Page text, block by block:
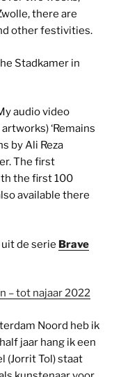
there are
other festivities.
Stadkamer in
audio video
‘Remains
by Ali Reza
The first
the first 100
available there
uit de serie Brave
– tot najaar 2022
Noord heb ik
jaar hang ik een
(Jorrit Tol) staat